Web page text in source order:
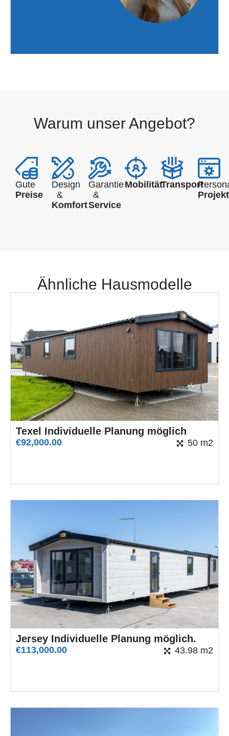
Warum unser Angebot?
Gute
Preise
Design
&
Komfort
Garantie
&
Service
MobilitätTransport
Ähnliche Hausmodelle
Texel Individuelle Planung möglich
€92,000.00 50 m2
Jersey Individuelle Planung möglich.
€113,000.00 43.98 m2